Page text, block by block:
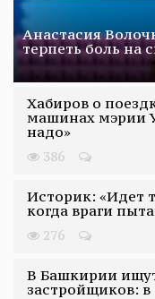
Анастасия
терпеть боль на
Хабиров о
машинах мэрии
надо»
386
Историк: «Идет
когда враги
276
В Башкирии
застройщиков: